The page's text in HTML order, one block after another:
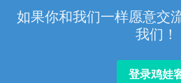
如果你和我们一样愿意交
我们！
登录鸡娃